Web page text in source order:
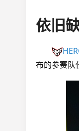
布的参赛队